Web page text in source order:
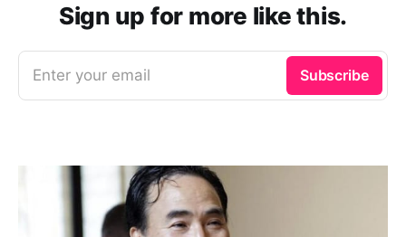
Sign up for more like this.
Enter your email Subscribe